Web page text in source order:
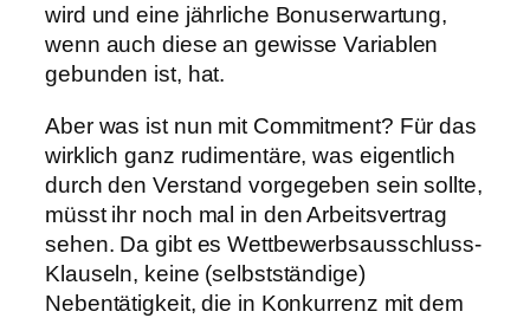
wird und eine jährliche Bonuserwartung,
wenn auch diese an gewisse Variablen
gebunden ist, hat.
Aber was ist nun mit Commitment? Für das
wirklich ganz rudimentäre, was eigentlich
durch den Verstand vorgegeben sein sollte,
müsst ihr noch mal in den Arbeitsvertrag
sehen. Da gibt es Wettbewerbsausschluss-
Klauseln, keine (selbstständige)
Nebentätigkeit, die in Konkurrenz mit dem